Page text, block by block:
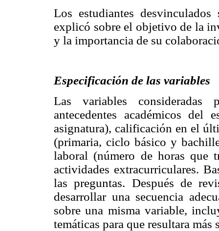
Los estudiantes
explicó sobre el objetivo de la
y la importancia de su
Especificación de las variables
Las variables consideradas
antecedentes académicos del
asignatura), calificación en el
(primaria, ciclo básico y
laboral (número de horas que
actividades extracurriculares.
las preguntas. Después de
desarrollar una secuencia
sobre una misma variable,
temáticas para que resultara